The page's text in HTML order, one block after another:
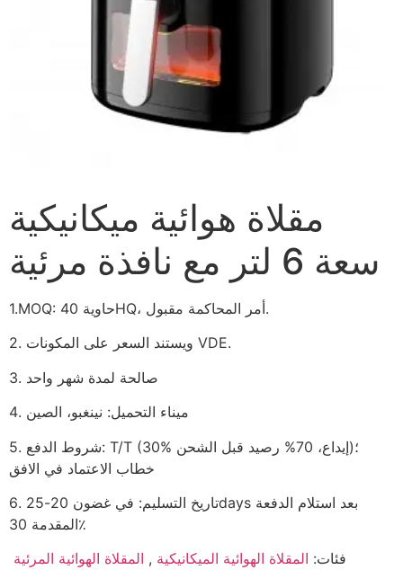
مقلاة هوائية ميكانيكية
1.MOQ: حاوية 40HQ، أمر المحاكمة مقبول.
2. ويستند السعر على المكونات VDE.
5. شروط الدفع: T/T (30% إيداع، 70% رصيد قبل الشحن)؛
6. تاريخ التسليم: في غضون 20-25days بعد استلام الدفعة
المقدمة 30٪
فئات: المقلاة الهوائية الميكانيكية , المقلاة الهوائية المرئية